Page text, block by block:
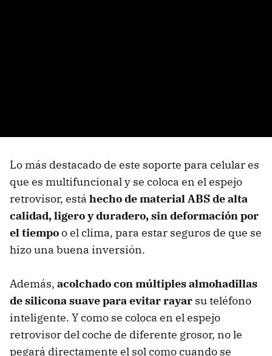
Lo más destacado de este soporte para celular es
que es multifuncional y se coloca en el espejo
retrovisor, está hecho de material ABS de alta
calidad, ligero y duradero, sin deformación por
el tiempoo el clima, para estar seguros de que se
hizo una buena inversión.
Además, acolchado con múltiples almohadillas
de silicona suave para evitar rayar su teléfono
inteligente. Y como se coloca en el espejo
retrovisor del coche de diferente grosor, no le
pegará directamente el sol como cuando se